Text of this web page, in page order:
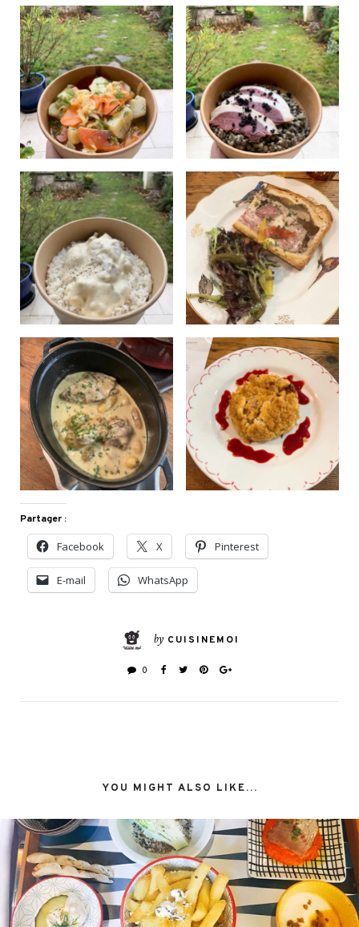
Partager :
Facebook X Pinterest
E-mail WhatsApp
by CUISINEMOI
0
YOU MIGHT ALSO LIKE...